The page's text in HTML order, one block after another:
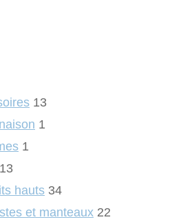
13
1
1
13
hauts 34
et manteaux 22